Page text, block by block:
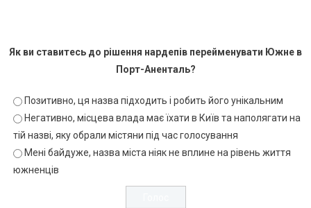
Як ви ставитесь до рішення нардепів перейменувати Южне в
Порт-Аненталь?
Позитивно, ця назва підходить і робить його унікальним
Негативно, місцева влада має їхати в Київ та наполягати на
тій назві, яку обрали містяни під час голосування
Мені байдуже, назва міста ніяк не вплине на рівень життя
южненців